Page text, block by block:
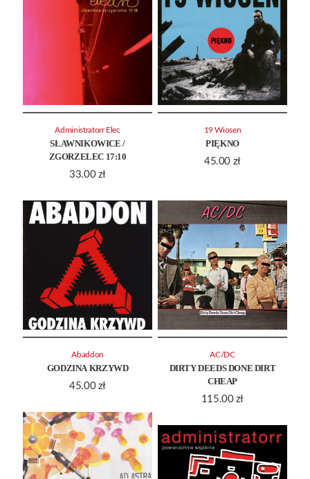
SŁAWNIKOWICE /
ZGORZELEC 17:10
33.00 zł
Administratorr Elec
PIĘKNO
45.00 zł
19 Wiosen
GODZINA KRZYWD
45.00 zł
Abaddon
DIRTY DEEDS DONE DIRT
CHEAP
115.00 zł
AC/DC